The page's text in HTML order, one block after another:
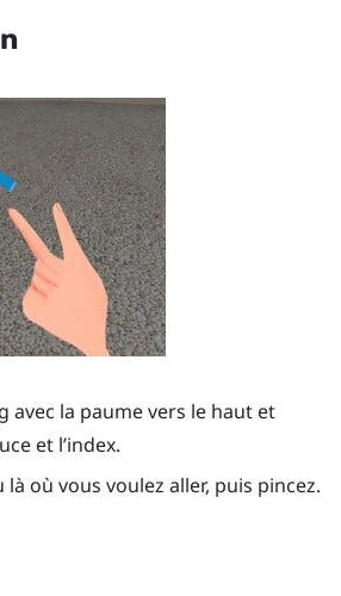
avec la paume vers le haut et
et l’index.
là où vous voulez aller, puis pincez.